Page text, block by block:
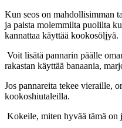
Kun seos on mahdollisimman
ja paista molemmilta puolilta
kannattaa käyttää kookosöljyä.
Voit lisätä pannarin päälle
rakastan käyttää banaania,
Jos pannareita tekee vieraille,
kookoshiutaleilla.
Kokeile, miten hyvää tämä on